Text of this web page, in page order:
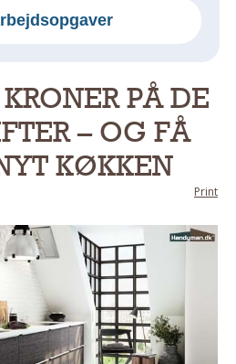
PÅ DE
– OG FÅ
KØKKEN
Print